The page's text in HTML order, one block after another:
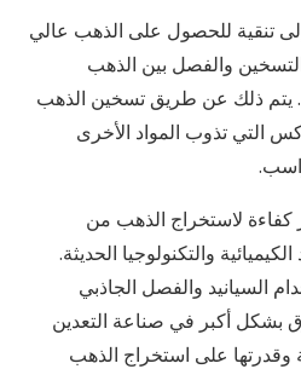
تنقية للحصول على الذهب عالي
والفصل بين الذهب
يتم ذلك عن طريق تسخين الذهب
التي تذوب المواد الأخرى
كفاءة لاستخراج الذهب من
والتكنولوجيا الحديثة.
السيانيد والفصل الجاذبي
بشكل أكبر في صناعة التعدين
وقدرتها على استخراج الذهب